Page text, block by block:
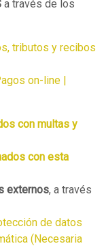
a través de los
tributos y recibos
on-line |
con multas y
con esta
externos, a través
de datos
(Necesaria